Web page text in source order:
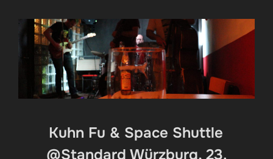
Kuhn Fu & Space Shuttle
@Standard Würzburg, 23.